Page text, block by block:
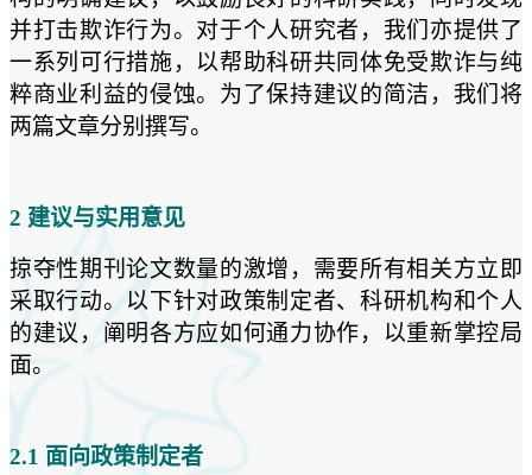
并打击欺诈行为。对于个人研究者，我们亦提供了
一系列可行措施，以帮助科研共同体免受欺诈与纯
粹商业利益的侵蚀。为了保持建议的简洁，我们将
两篇文章分别撰写。
2 建议与实用意见
掠夺性期刊论文数量的激增，需要所有相关方立即
采取行动。以下针对政策制定者、科研机构和个人
的建议，阐明各方应如何通力协作，以重新掌控局
面。
2.1 面向政策制定者